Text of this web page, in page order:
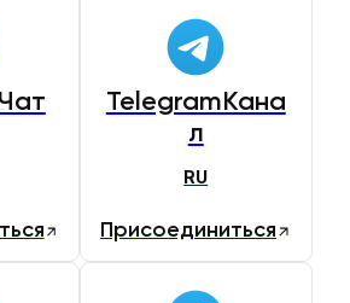
TelegramКана
л
RU
Присоединиться